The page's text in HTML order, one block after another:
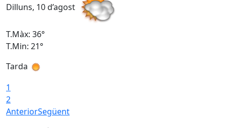
Dilluns, 10 d’agost
T.Màx: 36°
T.Min: 21°
Tarda
1
2
AnteriorSegüent